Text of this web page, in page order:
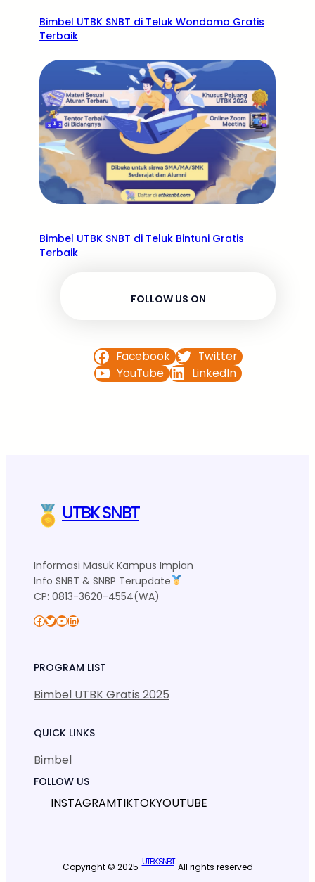
Bimbel UTBK SNBT di Teluk Wondama Gratis
Terbaik
Bimbel UTBK SNBT di Teluk Bintuni Gratis
Terbaik
FOLLOW US ON
Facebook
Twitter
YouTube
LinkedIn
UTBK SNBT
Informasi Masuk Kampus Impian
Info SNBT & SNBP Terupdate
CP: 0813-3620-4554(WA)
Facebook Twitter YouTube LinkedIn
PROGRAM LIST
Bimbel UTBK Gratis 2025
QUICK LINKS
Bimbel
FOLLOW US
INSTAGRAMTIKTOKYOUTUBE
Copyright © 2025 ·UTBK SNBT· All rights reserved